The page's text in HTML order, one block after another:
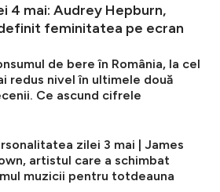
4 mai: Audrey Hepburn,
feminitatea pe ecran
de bere în România, la cel
redus nivel în ultimele două
Ce ascund cifrele
zilei 3 mai | James
artistul care a schimbat
muzicii pentru totdeauna